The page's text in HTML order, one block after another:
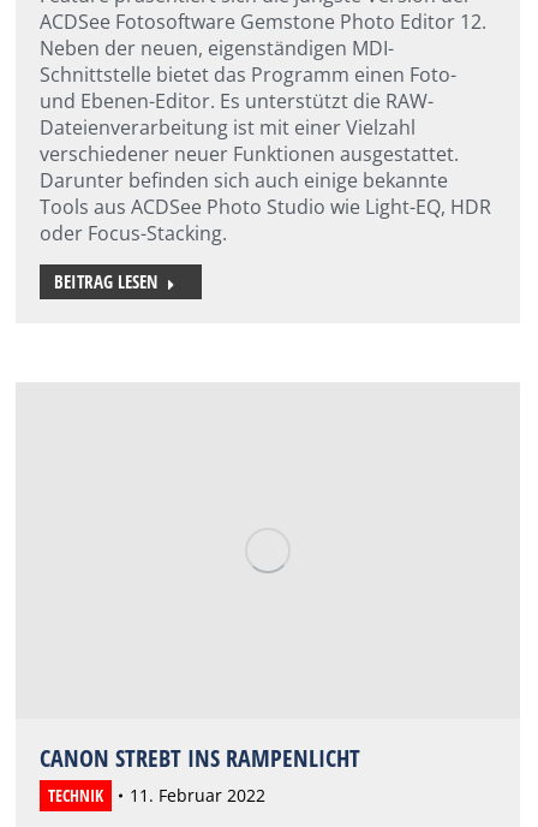
ACDSee Fotosoftware Gemstone Photo Editor 12.
Neben der neuen, eigenständigen MDI-
Schnittstelle bietet das Programm einen Foto-
und Ebenen-Editor. Es unterstützt die RAW-
Dateienverarbeitung ist mit einer Vielzahl
verschiedener neuer Funktionen ausgestattet.
Darunter befinden sich auch einige bekannte
Tools aus ACDSee Photo Studio wie Light-EQ, HDR
oder Focus-Stacking.
BEITRAG LESEN
CANON STREBT INS RAMPENLICHT
TECHNIK 11. Februar 2022